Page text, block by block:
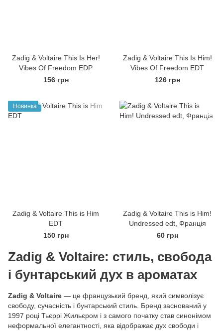
Zadig & Voltaire This Is Her!
Vibes Of Freedom EDP
156 грн
Zadig & Voltaire This Is Him!
Vibes Of Freedom EDT
126 грн
Новинка
Zadig & Voltaire This is Him
EDT
150 грн
Zadig & Voltaire This is Him!
Undressed edt, Франція
60 грн
Zadig & Voltaire: стиль, свобода
і бунтарський дух в ароматах
Zadig & Voltaire — це французький бренд, який символізує
свободу, сучасність і бунтарський стиль. Бренд заснований у
1997 році Тьєррі Жильєром і з самого початку став синонімом
неформальної елегантності, яка відображає дух свободи і